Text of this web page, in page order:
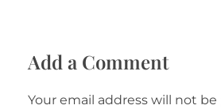
Add a Comment
Your email address will not